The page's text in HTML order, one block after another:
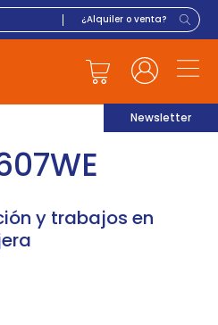
Newsletter
y trabajos en